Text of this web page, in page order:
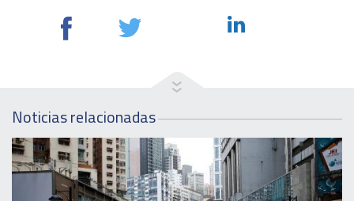
Noticias relacionadas